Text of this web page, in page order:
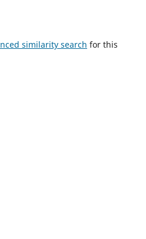
similarity search for this